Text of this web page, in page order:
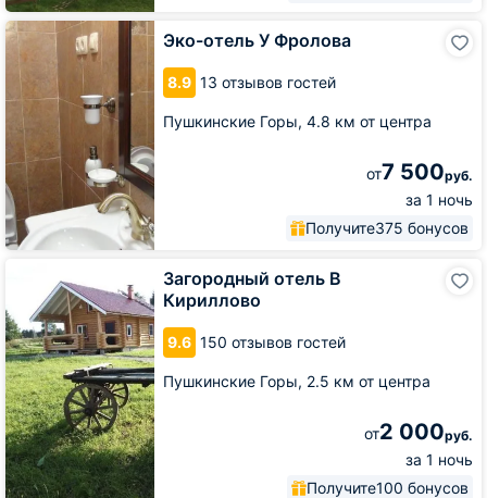
Эко-отель У Фролова
8.9 13 отзывов гостей
Пушкинские Горы, 4.8 км от центра
от7 500руб.
за 1 ночь
Получите375 бонусов
Эко-
отель
Фролова
Загородный отель В
Кириллово
9.6 150 отзывов гостей
Пушкинские Горы, 2.5 км от центра
от2 000руб.
за 1 ночь
Получите100 бонусов
В
Кириллово